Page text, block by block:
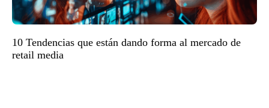
10 Tendencias que están dando forma al mercado de
retail media